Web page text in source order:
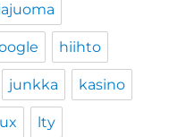
hiihto
junkka kasino
lty